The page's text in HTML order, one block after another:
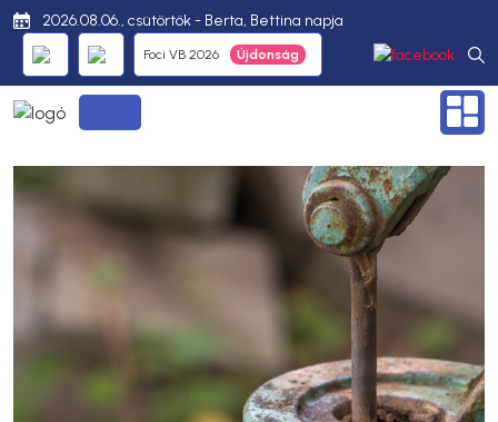
2026.08.06., csütörtök - Berta, Bettina napja
Foci VB 2026